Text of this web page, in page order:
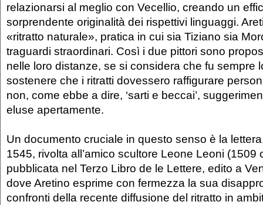
relazionarsi al meglio con Vecellio, creando un
sorprendente originalità dei rispettivi linguaggi.
«ritratto naturale», pratica in cui sia Tiziano sia
traguardi straordinari. Così i due pittori sono
nelle loro distanze, se si considera che fu sempre
sostenere che i ritratti dovessero raffigurare
non, come ebbe a dire, ‘sarti e beccai’,
eluse apertamente.
Un documento cruciale in questo senso è la
1545, rivolta all’amico scultore Leone Leoni (1509
pubblicata nel Terzo Libro de le Lettere, edito a
dove Aretino esprime con fermezza la sua
confronti della recente diffusione del ritratto in